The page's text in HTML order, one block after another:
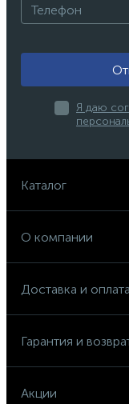
Я даю
Каталог
О компании
Доставка и оплата
Гарантия и
Акции